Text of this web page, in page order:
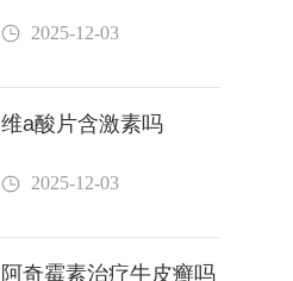
2025-12-03
维a酸片含激素吗
2025-12-03
阿奇霉素治疗牛皮癣吗